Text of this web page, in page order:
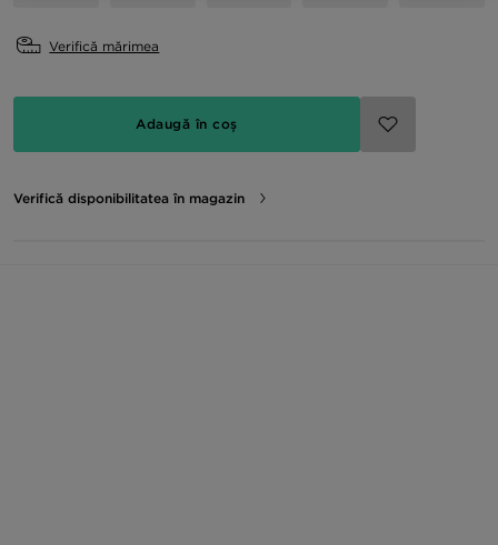
Verifică mărimea
Adaugă în coș
Verifică disponibilitatea în magazin